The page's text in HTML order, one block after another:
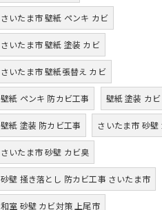
さいたま市 壁紙 ペンキ カビ
さいたま市 壁紙 塗装 カビ
さいたま市 壁紙張替え カビ
壁紙 ペンキ 防カビ工事 壁紙 塗装 カビ
壁紙 塗装 防カビ工事 さいたま市 砂壁
さいたま市 砂壁 カビ臭
砂壁 掻き落とし 防カビ工事 さいたま市
和室 砂壁 カビ対策 上尾市